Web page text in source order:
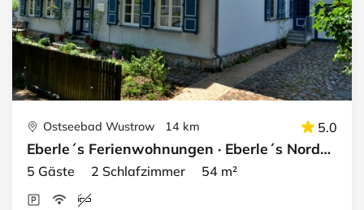
Ostseebad Wustrow 14 km 5.0
Eberle´s Ferienwohnungen · Eberle´s Nordlicht
5 Gäste 2 Schlafzimmer 54 m²